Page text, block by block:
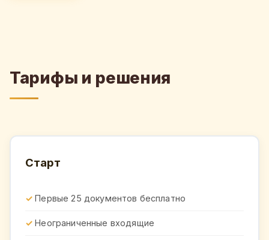
Тарифы и решения
Старт
Первые 25 документов бесплатно
Неограниченные входящие